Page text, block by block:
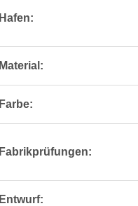
Hafen:
Material:
Farbe:
Fabrikprüfungen:
Entwurf: